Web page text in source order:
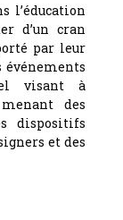
l’éducation
d’un cran
par leur
événements
visant à
des
dispositifs
et des